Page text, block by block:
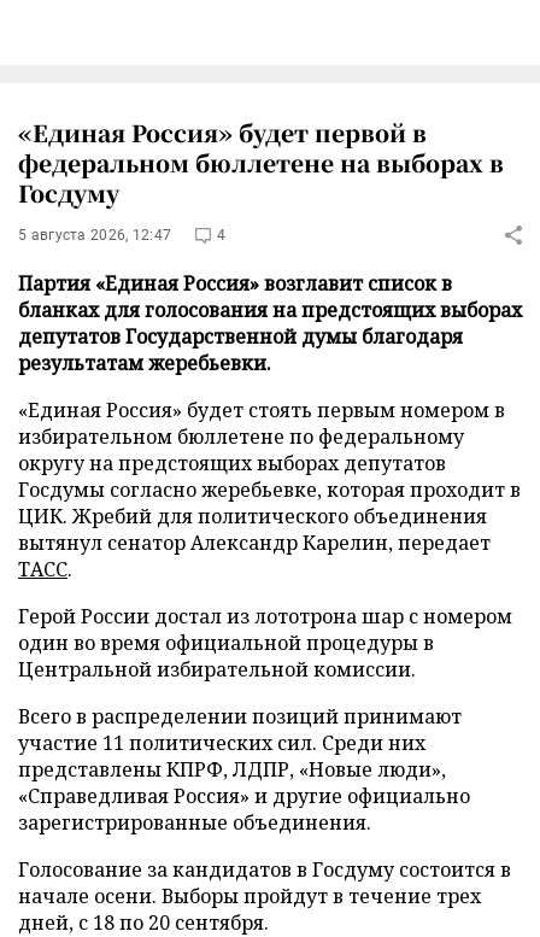
«Единая Россия» будет первой в
федеральном бюллетене на выборах в
Госдуму
5 августа 2026, 12:47 4
Партия «Единая Россия» возглавит список в
бланках для голосования на предстоящих выборах
депутатов Государственной думы благодаря
результатам жеребьевки.
«Единая Россия» будет стоять первым номером в
избирательном бюллетене по федеральному
округу на предстоящих выборах депутатов
Госдумы согласно жеребьевке, которая проходит в
ЦИК. Жребий для политического объединения
вытянул сенатор Александр Карелин, передает
ТАСС.
Герой России достал из лототрона шар с номером
один во время официальной процедуры в
Центральной избирательной комиссии.
Всего в распределении позиций принимают
участие 11 политических сил. Среди них
представлены КПРФ, ЛДПР, «Новые люди»,
«Справедливая Россия» и другие официально
зарегистрированные объединения.
Голосование за кандидатов в Госдуму состоится в
начале осени. Выборы пройдут в течение трех
дней, с 18 по 20 сентября.